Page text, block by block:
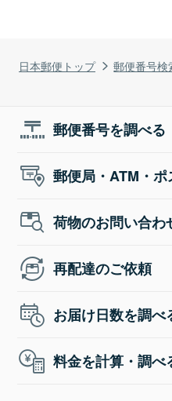
日本郵便トップ 郵便番号検
郵便番号を調べる
郵便局・ATM・
荷物のお問い合わ
再配達のご依頼
お届け日数を調べ
料金を計算・調べ